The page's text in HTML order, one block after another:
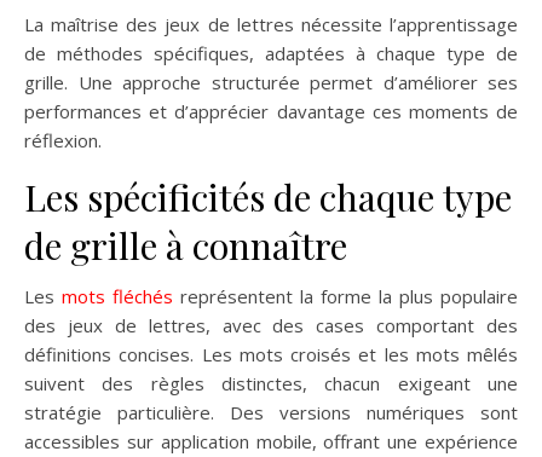
La maîtrise des jeux de lettres nécessite l’apprentissage
de méthodes spécifiques, adaptées à chaque type de
grille. Une approche structurée permet d’améliorer ses
performances et d’apprécier davantage ces moments de
réflexion.
Les spécificités de chaque type
de grille à connaître
Les mots fléchés représentent la forme la plus populaire
des jeux de lettres, avec des cases comportant des
définitions concises. Les mots croisés et les mots mêlés
suivent des règles distinctes, chacun exigeant une
stratégie particulière. Des versions numériques sont
accessibles sur application mobile, offrant une expérience